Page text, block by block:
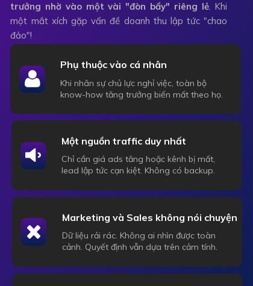
trưởng nhờ vào một vài "đòn bẩy" riêng lẻ. Khi
một mắt xích gặp vấn đề doanh thu lập tức "chao
đảo"!
Một nguồn traffic duy nhất
Chỉ cần giá ads tăng hoặc kênh bị mất,
lead lập tức cạn kiệt. Không có backup.
Marketing và Sales không nói chuyện
Dữ liệu rải rác. Không ai nhìn được toàn
cảnh. Quyết định vẫn dựa trên cảm tính.
Phụ thuộc vào cá nhân
Khi nhân sự chủ lực nghỉ việc, toàn bộ
know-how tăng trưởng biến mất theo họ.